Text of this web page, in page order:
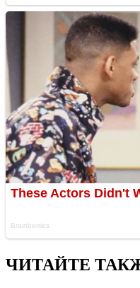
ЧИТАЙТЕ